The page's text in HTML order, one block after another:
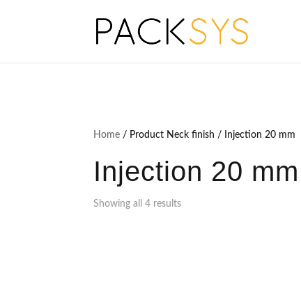
Home / Product Neck finish / Injection 20 mm
Injection 20 mm
Showing all 4 results